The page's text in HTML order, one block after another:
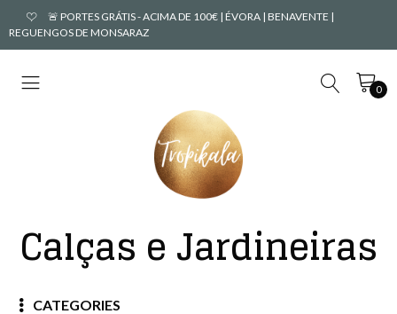
🚨 PORTES GRÁTIS - ACIMA DE 100€ | ÉVORA | BENAVENTE |
REGUENGOS DE MONSARAZ
0
Calças e Jardineiras
CATEGORIES